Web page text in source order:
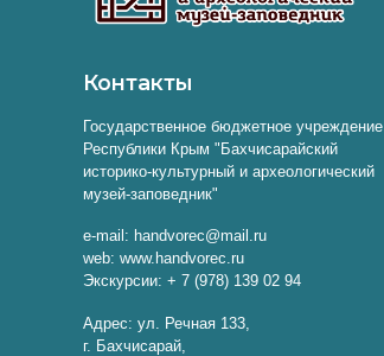
Контакты
Государственное бюджетное учреждение
Республики Крым "Бахчисарайский
историко-культурный и археологический
музей-заповедник"
e-mail: handvorec@mail.ru
web: www.handvorec.ru
Экскурсии: + 7 (978) 139 02 94
Адрес: ул. Речная 133,
г. Бахчисарай,